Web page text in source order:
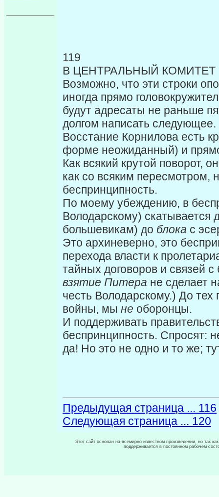
119
В ЦЕНТРАЛЬНЫЙ КОМИТЕТ
Возможно, что эти строки
иногда прямо
будут адресаты не раньше
долгом написать следую­щее.
Восстание Корнилова есть
форме неожиданный) и
Как всякий крутой поворот,
как со всяким пересмотром,
беспринципность.
По моему убеждению, в
Володарскому) скатывается
большевикам) до блока с
Это архиневерно, это
перехода власти к
тайных договоров и связей
взятие Питера не сделает
честь Володарскому.) До
войны, мы не оборонцы.
И поддерживать
бес­принципность. Спросят:
да! Но это не одно и то же;
Предыдущая страница ... 116
Следующая страница ... 120
Этот сайт основан на всемирно известном произведении, но так
поддерживается в постоянном рабочем